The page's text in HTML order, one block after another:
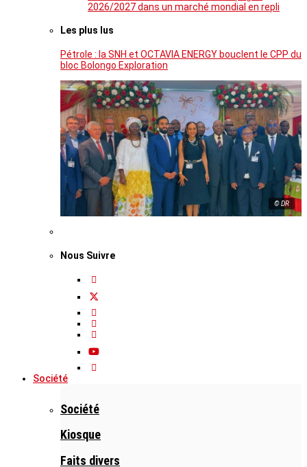
2026/2027 dans un marché mondial en repli
Les plus lus
Pétrole : la SNH et OCTAVIA ENERGY bouclent le CPP du
bloc Bolongo Exploration
© DR
Nous Suivre
Société
Société
Kiosque
Faits divers